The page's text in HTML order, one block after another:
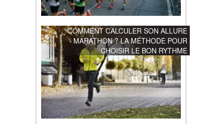
COMMENT CALCULER SON ALLURE
MARATHON ? LA MÉTHODE POUR
CHOISIR LE BON RYTHME